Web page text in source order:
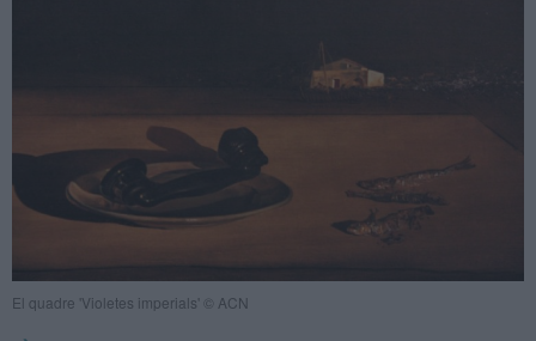
El quadre 'Violetes imperials' © ACN